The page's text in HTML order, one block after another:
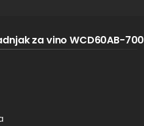
za vino WCD60AB-700